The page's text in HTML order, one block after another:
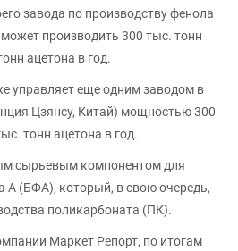
завода по производству фенола
производить 300 тыс. тонн
ацетона в год.
управляет еще одним заводом в
Цзянсу, Китай) мощностью 300
тонн ацетона в год.
сырьевым компонентом для
А (БФА), который, в свою очередь,
поликарбоната (ПК).
Маркет Репорт, по итогам